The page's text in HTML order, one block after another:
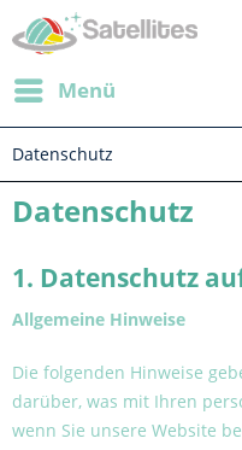
Menü
Datenschutz
Datenschutz
1. Datenschutz
Allgemeine Hinweise
Die folgenden Hinweise
darüber, was mit Ihren
wenn Sie unsere Website